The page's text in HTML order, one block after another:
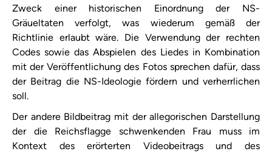
Zweck einer historischen Einordnung der NS-
Gräueltaten verfolgt, was wiederum gemäß der
Richtlinie erlaubt wäre. Die Verwendung der rechten
Codes sowie das Abspielen des Liedes in Kombination
mit der Veröffentlichung des Fotos sprechen dafür, dass
der Beitrag die NS-Ideologie fördern und verherrlichen
soll.
Der andere Bildbeitrag mit der allegorischen Darstellung
der die Reichsflagge schwenkenden Frau muss im
Kontext des erörterten Videobeitrags und des